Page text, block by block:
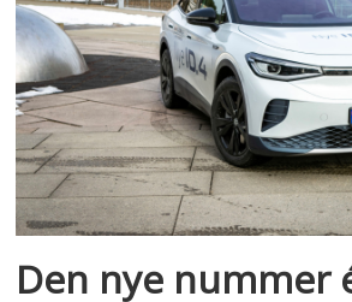
Den nye nummer